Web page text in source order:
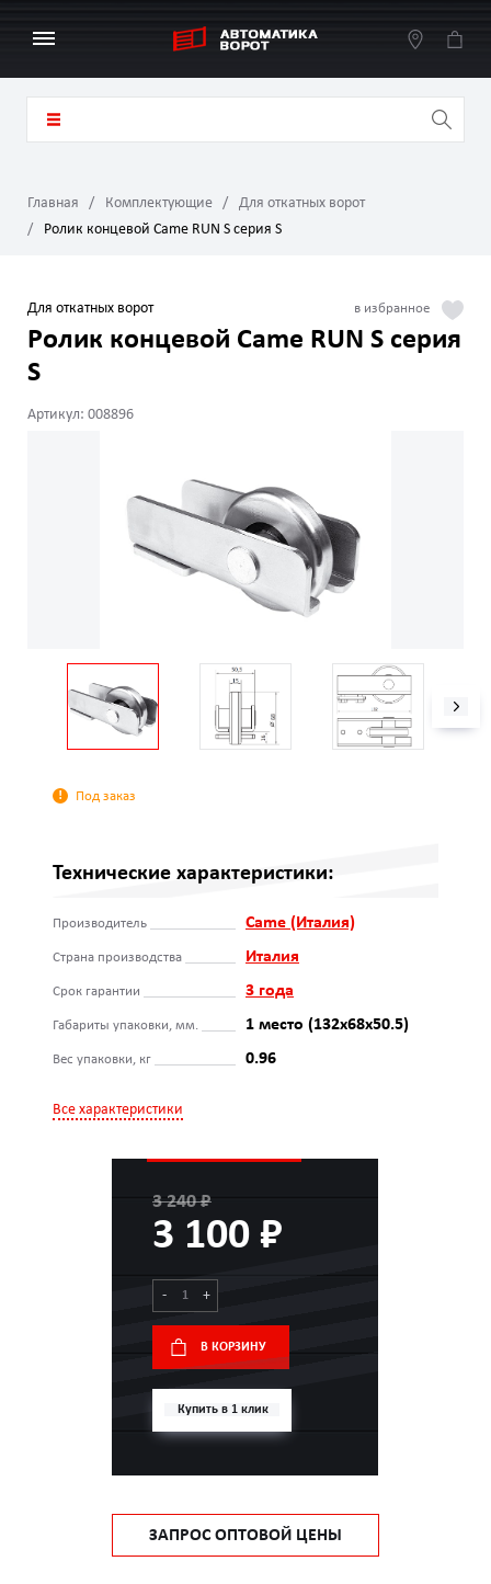
Главная Комплектующие
Для откатных ворот
Ролик концевой Came RUN S серия S
Для откатных ворот
Ролик концевой Came RUN S серия
S
Артикул: 008896
Под заказ
Технические характеристики:
Производитель Came (Италия)
Страна производства Италия
Срок гарантии 3 года
Габариты упаковки, мм. 1 место (132x68x50.5)
Вес упаковки, кг 0.96
Все характеристики
3 240 ₽
3 100 ₽
- +
В КОРЗИНУ
Купить в 1 клик
ЗАПРОС ОПТОВОЙ ЦЕНЫ